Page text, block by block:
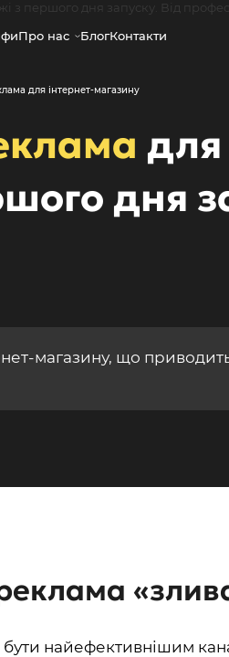
Про нас БлогКонтакти
для інтернет-магазину
для
дня
магазину, що
найефективнішим